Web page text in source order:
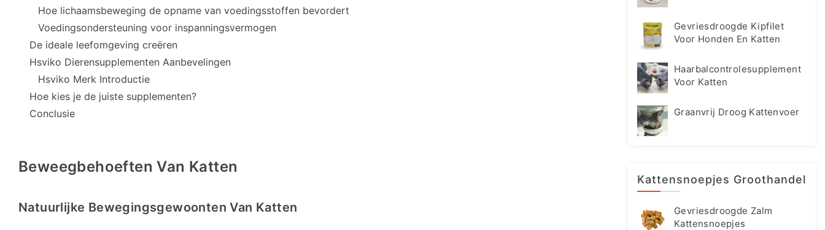
Hoe lichaamsbeweging de opname van voedingsstoffen bevordert
Voedingsondersteuning voor inspanningsvermogen
De ideale leefomgeving creëren
Hsviko Dierensupplementen Aanbevelingen
Hsviko Merk Introductie
Hoe kies je de juiste supplementen?
Conclusie
Beweegbehoeften Van Katten
Natuurlijke Bewegingsgewoonten Van Katten
Gevriesdroogde Kipfilet
Voor Honden En Katten
Haarbalcontrolesupplement
Voor Katten
Graanvrij Droog Kattenvoer
Kattensnoepjes Groothandel
Gevriesdroogde Zalm
Kattensnoepjes